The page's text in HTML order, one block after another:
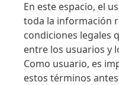
En este espacio, el
toda la información
condiciones legales
entre los usuarios y
Como usuario, es
estos términos